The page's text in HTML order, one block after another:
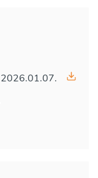
2026.01.07.